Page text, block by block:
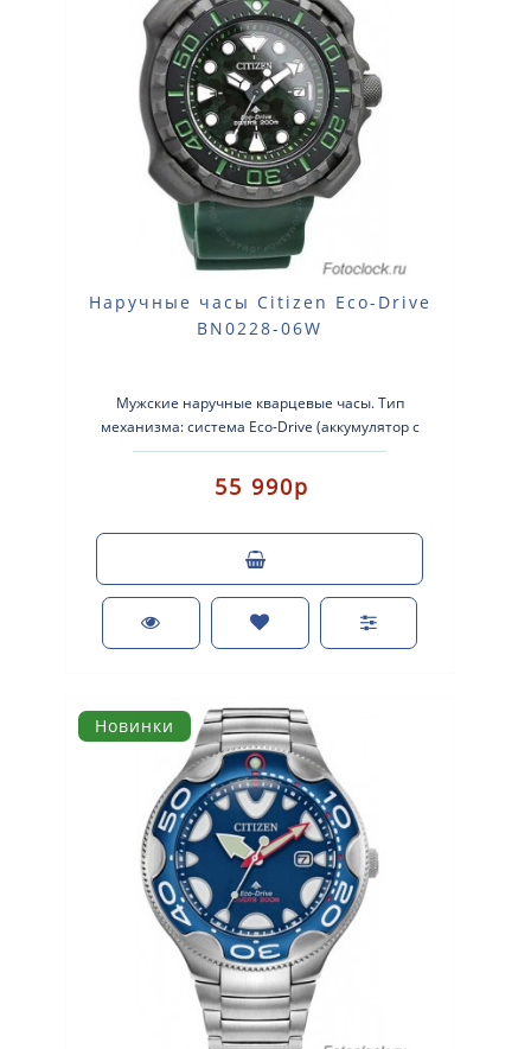
Наручные часы Citizen Eco-Drive
BN0228-06W
Мужские наручные кварцевые часы. Тип
механизма: система Eco-Drive (аккумулятор с
питанием от световой энергии). Корпус..
55 990р
Новинки